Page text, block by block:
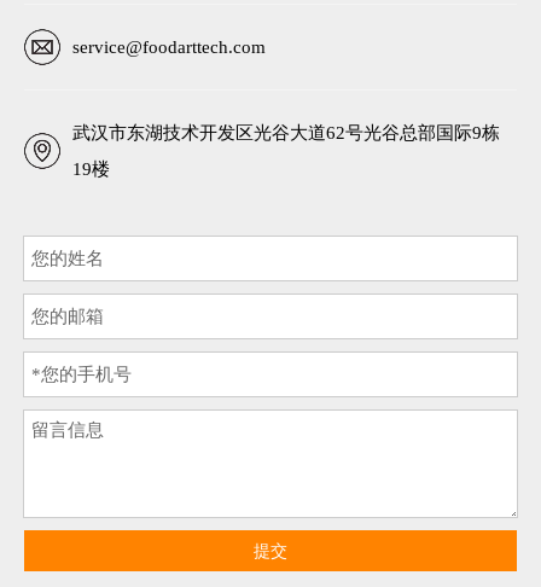
service@foodarttech.com
武汉市东湖技术开发区光谷大道62号光谷总部国际9栋
19楼
提交